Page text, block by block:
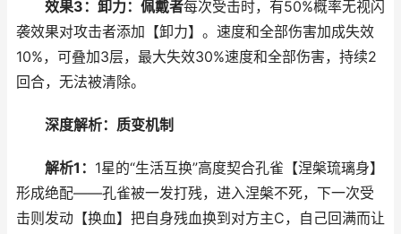
效果3：卸力：佩戴者每次受击时，有50%概率无视闪
袭效果对攻击者添加【卸力】。速度和全部伤害加成失效
10%，可叠加3层，最大失效30%速度和全部伤害，持续2
回合，无法被清除。
深度解析：质变机制
解析1： 1星的“生活互换”高度契合孔雀【涅槃琉璃身】
形成绝配——孔雀被一发打残，进入涅槃不死，下一次受
击则发动【换血】把自身残血换到对方主C，自己回满而让